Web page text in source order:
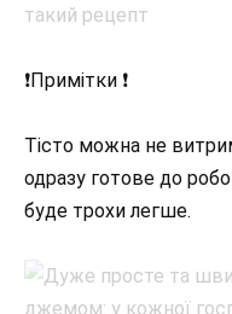
❗Примітки ❗
Тісто можна не
одразу готове до
буде трохи легше.